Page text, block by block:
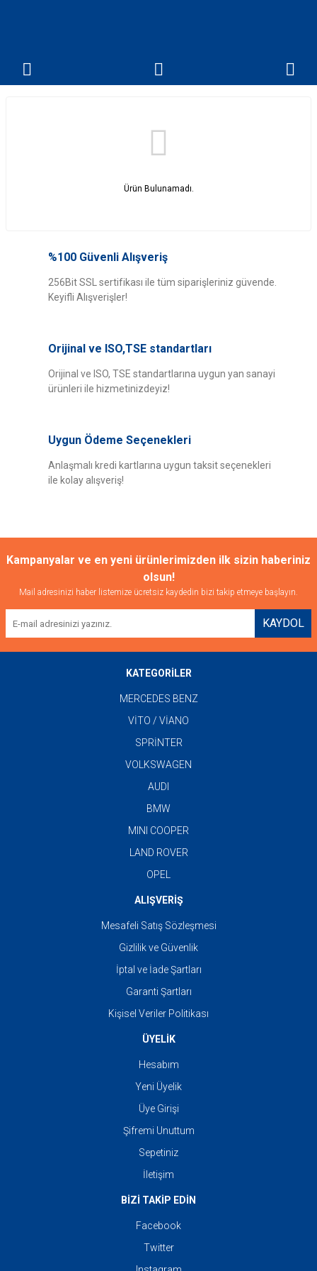
Ürün Bulunamadı.
%100 Güvenli Alışveriş
256Bit SSL sertifikası ile tüm siparişleriniz güvende.
Keyifli Alışverişler!
Orijinal ve ISO,TSE standartları
Orijinal ve ISO, TSE standartlarına uygun yan sanayi
ürünleri ile hizmetinizdeyiz!
Uygun Ödeme Seçenekleri
Anlaşmalı kredi kartlarına uygun taksit seçenekleri
ile kolay alışveriş!
Kampanyalar ve en yeni ürünlerimizden ilk sizin haberiniz
olsun!
Mail adresinizi haber listemize ücretsiz kaydedin bizi takip etmeye başlayın.
KAYDOL
KATEGORİLER
MERCEDES BENZ
VİTO / VİANO
SPRİNTER
VOLKSWAGEN
AUDI
BMW
MINI COOPER
LAND ROVER
OPEL
ALIŞVERİŞ
Mesafeli Satış Sözleşmesi
Gizlilik ve Güvenlik
İptal ve İade Şartları
Garanti Şartları
Kişisel Veriler Politikası
ÜYELİK
Hesabım
Yeni Üyelik
Üye Girişi
Şifremi Unuttum
Sepetiniz
İletişim
BİZİ TAKİP EDİN
Facebook
Twitter